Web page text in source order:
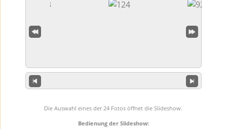
Die Auswahl eines der 24 Fotos öffnet die Slideshow.
Bedienung der Slideshow: